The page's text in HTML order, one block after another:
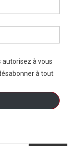
autorisez à vous
à tout